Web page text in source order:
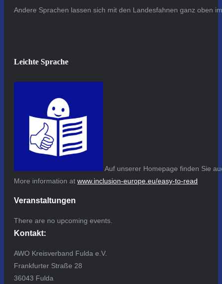
Andere Sprachen lassen sich mit den Landesfahnen ganz oben
Leichte Sprache
Auf unserer Homepage finden Sie
More information at www.inclusion-europe.eu/easy-to-read
Veranstaltungen
There are no upcoming events.
Kontakt:
AWO Kreisverband Fulda e.V.
Frankfurter Straße 28
36043 Fulda